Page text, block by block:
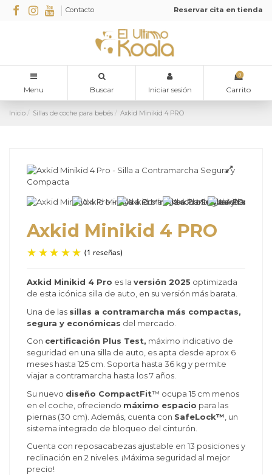
Contacto Reservar cita en tienda
Menu Buscar Iniciar sesión
0
Carrito
Inicio Sillas de coche para bebés Axkid Minikid 4 PRO
Axkid Minikid 4 PRO
(1 reseñas)
Axkid Minikid 4 Pro es la versión 2025 optimizada
de esta icónica silla de auto, en su versión más barata.
Una de las sillas a contramarcha más compactas,
segura y económicas del mercado.
Con certificación Plus Test, máximo indicativo de
seguridad en una silla de auto, es apta desde aprox 6
meses hasta 125 cm. Soporta hasta 36 kg y permite
viajar a contramarcha hasta los 7 años.
Su nuevo diseño CompactFit™ ocupa 15 cm menos
en el coche, ofreciendo máximo espacio para las
piernas (30 cm). Además, cuenta con SafeLock™ , un
sistema integrado de bloqueo del cinturón.
Cuenta con reposacabezas ajustable en 13 posiciones y
reclinación en 2 niveles. ¡Máxima seguridad al mejor
precio!